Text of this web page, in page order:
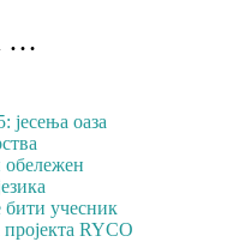
…
јесења оаза
учесник
пројекта RYCO